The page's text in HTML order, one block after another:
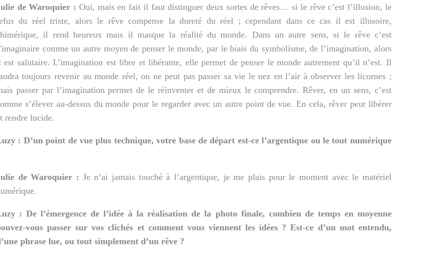
de Waroquier : Oui, mais en fait il faut distinguer deux sortes de rêves… si le rêve c’est l’illusion, le
du réel triste, alors le rêve compense la dureté du réel ; cependant dans ce cas il est illusoire,
il rend heureux mais il masque la réalité du monde. Dans un autre sens, si le rêve c’est
comme un autre moyen de penser le monde, par le biais du symbolisme, de l’imagination, alors
est salutaire. L’imagination est libre et libérante, elle permet de penser le monde autrement qu’il n’est. Il
toujours revenir au monde réel, on ne peut pas passer sa vie le nez en l’air à observer les licornes ;
passer par l’imagination permet de le réinventer et de mieux le comprendre. Rêver, en un sens, c’est
s’élever au-dessus du monde pour le regarder avec un autre point de vue. En cela, rêver peut libérer
rendre lucide.
: D’un point de vue plus technique, votre base de départ est-ce l’argentique ou le tout numérique
de Waroquier : Je n’ai jamais touché à l’argentique, je me plais pour le moment avec le matériel
: De l’émergence de l’idée à la réalisation de la photo finale, combien de temps en moyenne
vous passer sur vos clichés et comment vous viennent les idées ? Est-ce d’un mot entendu,
phrase lue, ou tout simplement d’un rêve ?